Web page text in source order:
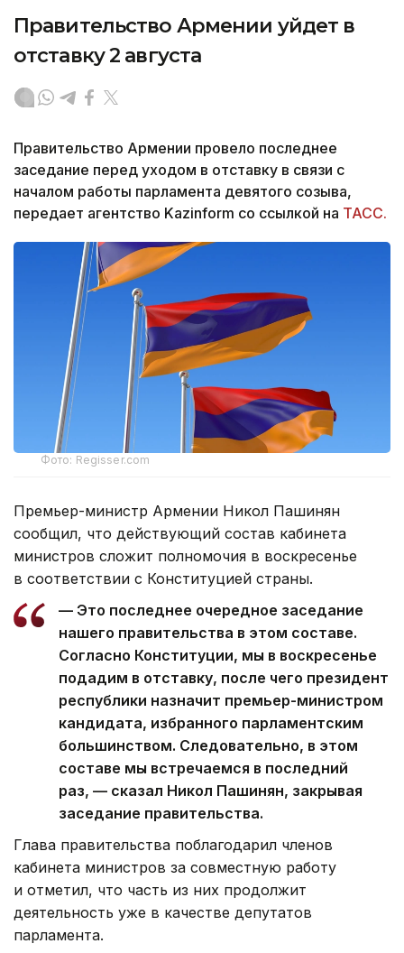
Правительство Армении уйдет в
отставку 2 августа
Правительство Армении провело последнее
заседание перед уходом в отставку в связи с
началом работы парламента девятого созыва,
передает агентство Kazinform со ссылкой на ТАСС.
Фото: Regisser.com
Премьер-министр Армении Никол Пашинян
сообщил, что действующий состав кабинета
министров сложит полномочия в воскресенье
в соответствии с Конституцией страны.
— Это последнее очередное заседание
нашего правительства в этом составе.
Согласно Конституции, мы в воскресенье
подадим в отставку, после чего президент
республики назначит премьер-министром
кандидата, избранного парламентским
большинством. Следовательно, в этом
составе мы встречаемся в последний
раз, — сказал Никол Пашинян, закрывая
заседание правительства.
Глава правительства поблагодарил членов
кабинета министров за совместную работу
и отметил, что часть из них продолжит
деятельность уже в качестве депутатов
парламента.